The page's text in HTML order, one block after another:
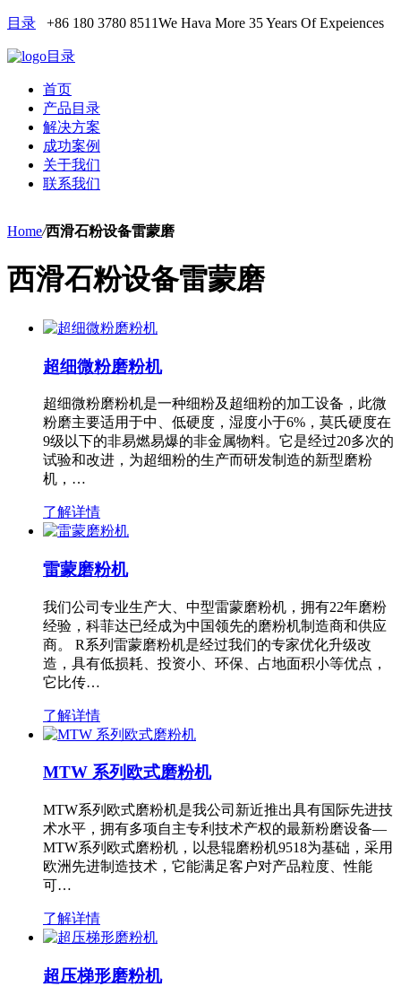
目录 +86 180 3780 8511We Hava More 35 Years Of Expeiences
目录
首页
产品目录
解决方案
成功案例
关于我们
联系我们
Home/西滑石粉设备雷蒙磨
西滑石粉设备雷蒙磨
超细微粉磨粉机
超细微粉磨粉机是一种细粉及超细粉的加工设备，此微
粉磨主要适用于中、低硬度，湿度小于6%，莫氏硬度在
9级以下的非易燃易爆的非金属物料。它是经过20多次的
试验和改进，为超细粉的生产而研发制造的新型磨粉
机，…
了解详情
雷蒙磨粉机
我们公司专业生产大、中型雷蒙磨粉机，拥有22年磨粉
经验，科菲达已经成为中国领先的磨粉机制造商和供应
商。 R系列雷蒙磨粉机是经过我们的专家优化升级改
造，具有低损耗、投资小、环保、占地面积小等优点，
它比传…
了解详情
MTW 系列欧式磨粉机
MTW系列欧式磨粉机是我公司新近推出具有国际先进技
术水平，拥有多项自主专利技术产权的最新粉磨设备—
MTW系列欧式磨粉机，以悬辊磨粉机9518为基础，采用
欧洲先进制造技术，它能满足客户对产品粒度、性能
可…
了解详情
超压梯形磨粉机